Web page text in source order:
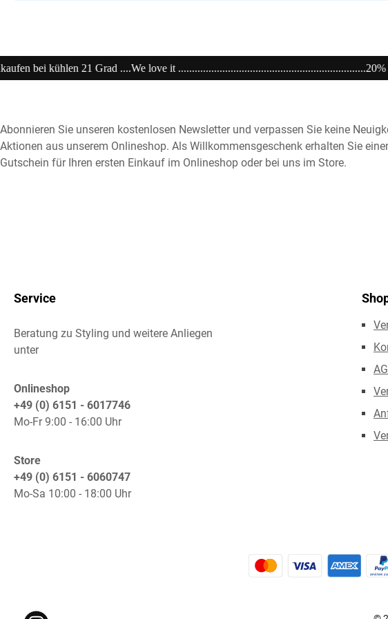
Grad ....We love it ....................................................................20% extra auf
Abonnieren Sie unseren kostenlosen Newsletter und verpassen Sie keine
Aktionen aus unserem Onlineshop. Als Willkommensgeschenk erhalten Sie
Gutschein für Ihren ersten Einkauf im Onlineshop oder bei uns im Store.
Service
Beratung zu Styling und weitere Anliegen
unter
Onlineshop
+49 (0) 6151 - 6017746
Mo-Fr 9:00 - 16:00 Uhr
Store
+49 (0) 6151 - 6060747
Mo-Sa 10:00 - 18:00 Uhr